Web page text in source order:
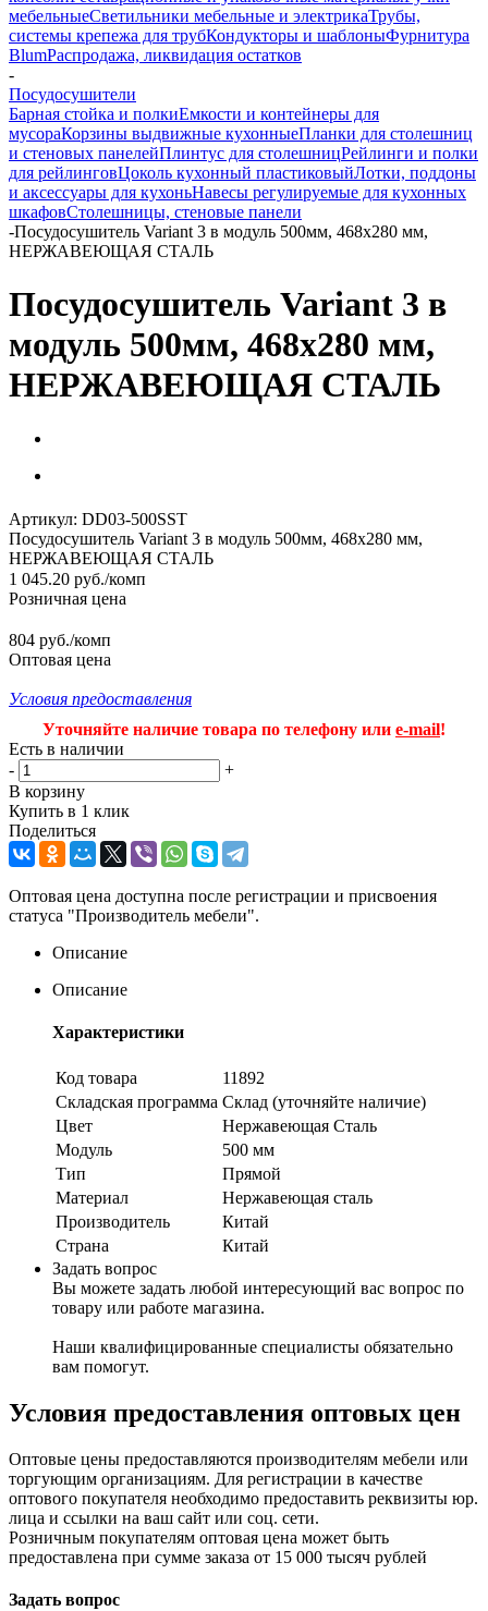
мебельныеСветильники мебельные и электрикаТрубы,
системы крепежа для трубКондукторы и шаблоныФурнитура
BlumРаспродажа, ликвидация остатков
-
Посудосушители
Барная стойка и полкиЕмкости и контейнеры для
мусораКорзины выдвижные кухонныеПланки для столешниц
и стеновых панелейПлинтус для столешницРейлинги и полки
для рейлинговЦоколь кухонный пластиковыйЛотки, поддоны
и аксессуары для кухоньНавесы регулируемые для кухонных
шкафовСтолешницы, стеновые панели
-Посудосушитель Variant 3 в модуль 500мм, 468х280 мм,
НЕРЖАВЕЮЩАЯ СТАЛЬ
Посудосушитель Variant 3 в
модуль 500мм, 468х280 мм,
НЕРЖАВЕЮЩАЯ СТАЛЬ
Артикул: DD03-500SST
Посудосушитель Variant 3 в модуль 500мм, 468х280 мм,
НЕРЖАВЕЮЩАЯ СТАЛЬ
1 045.20 руб./комп
Розничная цена
804 руб./комп
Оптовая цена
Условия предоставления
Уточняйте наличие товара по телефону или e-mail!
Есть в наличии
-
+
В корзину
Купить в 1 клик
Поделиться
Оптовая цена доступна после регистрации и присвоения
статуса "Производитель мебели".
Описание
Описание
Характеристики
Код товара
11892
Складская программа Склад (уточняйте наличие)
Цвет
Нержавеющая Сталь
Модуль
500 мм
Тип
Прямой
Материал
Нержавеющая сталь
Производитель
Китай
Страна
Китай
Задать вопрос
Вы можете задать любой интересующий вас вопрос по
товару или работе магазина.
Наши квалифицированные специалисты обязательно
вам помогут.
Условия предоставления оптовых цен
Оптовые цены предоставляются производителям мебели или
торгующим организациям. Для регистрации в качестве
оптового покупателя необходимо предоставить реквизиты юр.
лица и ссылки на ваш сайт или соц. сети.
Розничным покупателям оптовая цена может быть
предоставлена при сумме заказа от 15 000 тысяч рублей
Задать вопрос